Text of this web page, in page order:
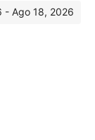
- Ago 18, 2026